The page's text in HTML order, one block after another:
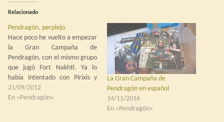
Relacionado
Pendragón, perplejo
Hace poco he vuelto a empezar
la Gran Campaña de
Pendragón, con el mismo grupo
que jugó Fort Nakhti. Ya lo
había intentado con Pírixis y
Yaltaka hace un tiempo y se
junta a toda una serie de
21/09/2012
En «Pendragón»
La Gran Campaña de
Pendragón en español
14/11/2016
En «Pendragón»